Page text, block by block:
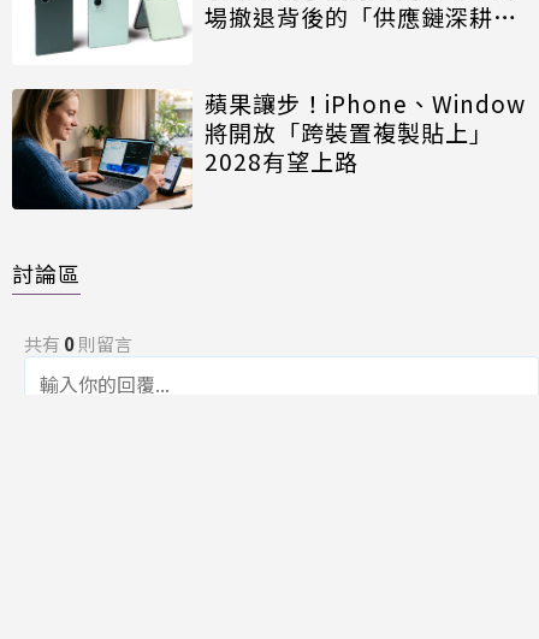
場撤退背後的「供應鏈深耕」
蘋果讓步！iPhone、Window
將開放「跨裝置複製貼上」
2028有望上路
討論區
共有 0則留言